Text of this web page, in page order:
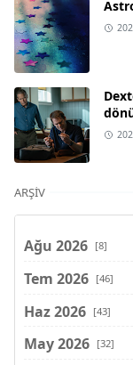
ARŞIV
Ağu 2026 [8]
Tem 2026 [46]
Haz 2026 [43]
May 2026 [32]